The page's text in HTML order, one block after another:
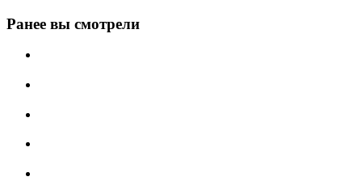
Ранее вы смотрели